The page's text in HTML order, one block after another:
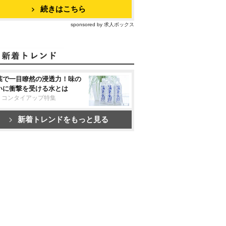
続きはこちら
sponsored by 求人ボックス
で一目瞭然の浸透力！味の
に衝撃を受ける水とは
コンタイアップ特集
新着トレンドをもっと見る